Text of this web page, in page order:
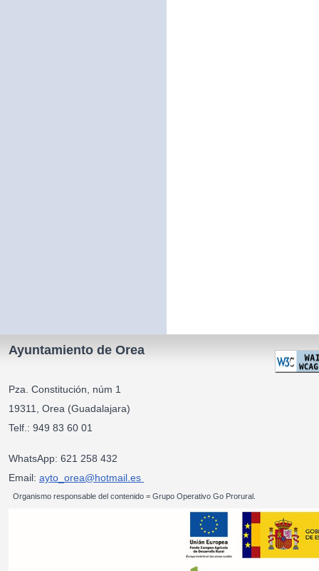
Ayuntamiento de Orea
Pza. Constitución, núm 1
19311, Orea (Guadalajara)
Telf.: 949 83 60 01
WhatsApp: 621 258 432
Email: ayto_orea@hotmail.es
Organismo responsable del contenido = Grupo Operativo Go Prorural.